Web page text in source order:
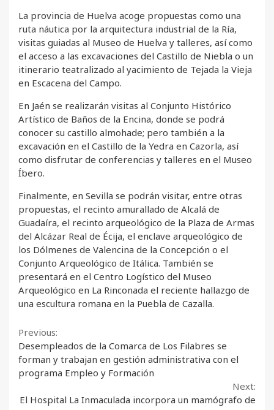
La provincia de Huelva acoge propuestas como una
ruta náutica por la arquitectura industrial de la Ría,
visitas guiadas al Museo de Huelva y talleres, así como
el acceso a las excavaciones del Castillo de Niebla o un
itinerario teatralizado al yacimiento de Tejada la Vieja
en Escacena del Campo.
En Jaén se realizarán visitas al Conjunto Histórico
Artístico de Baños de la Encina, donde se podrá
conocer su castillo almohade; pero también a la
excavación en el Castillo de la Yedra en Cazorla, así
como disfrutar de conferencias y talleres en el Museo
Íbero.
Finalmente, en Sevilla se podrán visitar, entre otras
propuestas, el recinto amurallado de Alcalá de
Guadaíra, el recinto arqueológico de la Plaza de Armas
del Alcázar Real de Écija, el enclave arqueológico de
los Dólmenes de Valencina de la Concepción o el
Conjunto Arqueológico de Itálica. También se
presentará en el Centro Logístico del Museo
Arqueológico en La Rinconada el reciente hallazgo de
una escultura romana en la Puebla de Cazalla.
Continue
Reading
Previous:
Desempleados de la Comarca de Los Filabres se
forman y trabajan en gestión administrativa con el
programa Empleo y Formación
Next:
El Hospital La Inmaculada incorpora un mamógrafo de